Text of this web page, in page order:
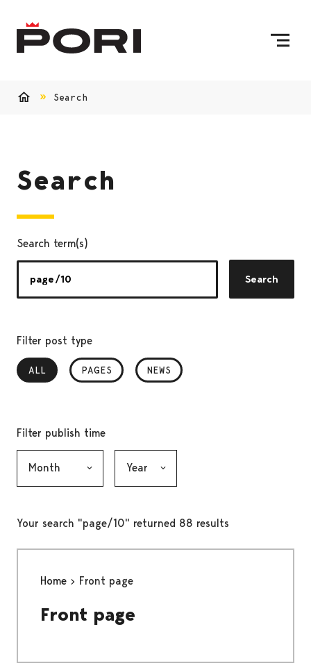
Search
Search
Search term(s)
Search
Filter post type
ALL
, SELECTEDPAGES NEWS
Filter publish time
Your search "page/10" returned 88 results
Home Front page
Front page